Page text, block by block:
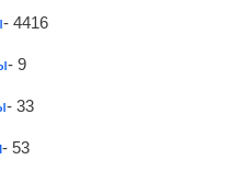
- 4416
- 9
- 33
- 53